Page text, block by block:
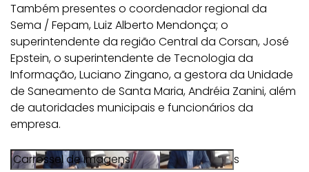
Também presentes o coordenador regional da
Sema / Fepam, Luiz Alberto Mendonça; o
superintendente da região Central da Corsan, José
Epstein, o superintendente de Tecnologia da
Informação, Luciano Zingano, a gestora da Unidade
de Saneamento de Santa Maria, Andréia Zanini, além
de autoridades municipais e funcionários da
empresa.
s